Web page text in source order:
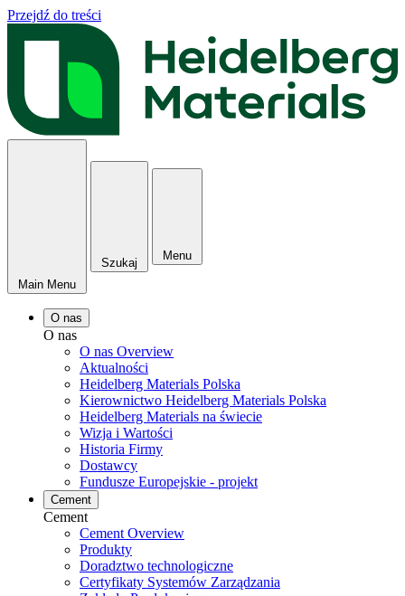
Przejdź do treści
Main Menu
Szukaj
Menu
O nas
O nas
O nas Overview
Aktualności
Heidelberg Materials Polska
Kierownictwo Heidelberg Materials Polska
Heidelberg Materials na świecie
Wizja i Wartości
Historia Firmy
Dostawcy
Fundusze Europejskie - projekt
Cement
Cement
Cement Overview
Produkty
Doradztwo technologiczne
Certyfikaty Systemów Zarządzania